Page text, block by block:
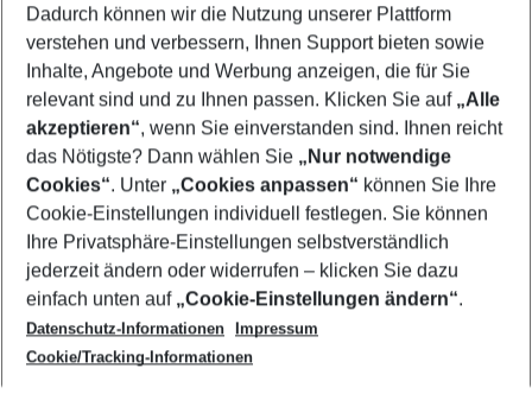
Mehr Filter anzeigen
Footer
Footer navigation
Über uns
AGB
Cookie-Einstellungen ändern
Cookie-Richtlinie
Datenschutz
Service & Hilfe
Barrierefreies Reisen
Check-in
Folgen Sie uns
Dadurch können wir die Nutzung unserer Plattform
verstehen und verbessern, Ihnen Support bieten sowie
Inhalte, Angebote und Werbung anzeigen, die für Sie
relevant sind und zu Ihnen passen. Klicken Sie auf „Alle
akzeptieren“, wenn Sie einverstanden sind. Ihnen reicht
das Nötigste? Dann wählen Sie „Nur notwendige
Cookies“. Unter „Cookies anpassen“ können Sie Ihre
Cookie-Einstellungen individuell festlegen. Sie können
Ihre Privatsphäre-Einstellungen selbstverständlich
jederzeit ändern oder widerrufen – klicken Sie dazu
einfach unten auf „Cookie-Einstellungen ändern“.
Datenschutz-Informationen
Impressum
Cookie/Tracking-Informationen